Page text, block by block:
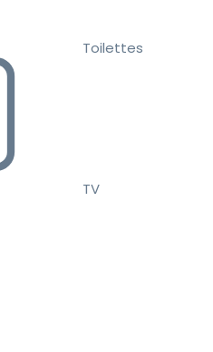
Toilettes
TV